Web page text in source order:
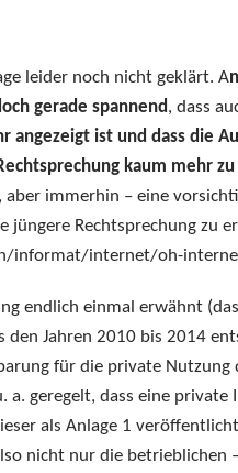
leider noch nicht geklärt. A
gerade spannend, dass
angezeigt ist und dass die
kaum mehr
aber immerhin – eine
jüngere Rechtsprechung zu
informat/internet/oh-
endlich einmal erwähnt
den Jahren 2010 bis 2014
für die private
a. geregelt, dass eine
als Anlage 1
nicht nur die betrieblichen